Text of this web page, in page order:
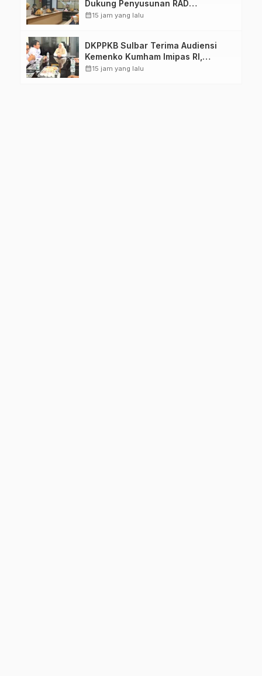
Dukung Penyusunan RAD
TPB/SDGs Sulawesi Barat
calendar_month15 jam yang lalu
DKPPKB Sulbar Terima Audiensi
Kemenko Kumham Imipas RI,
Perkuat Pelayanan Kesehatan bagi
calendar_month15 jam yang lalu